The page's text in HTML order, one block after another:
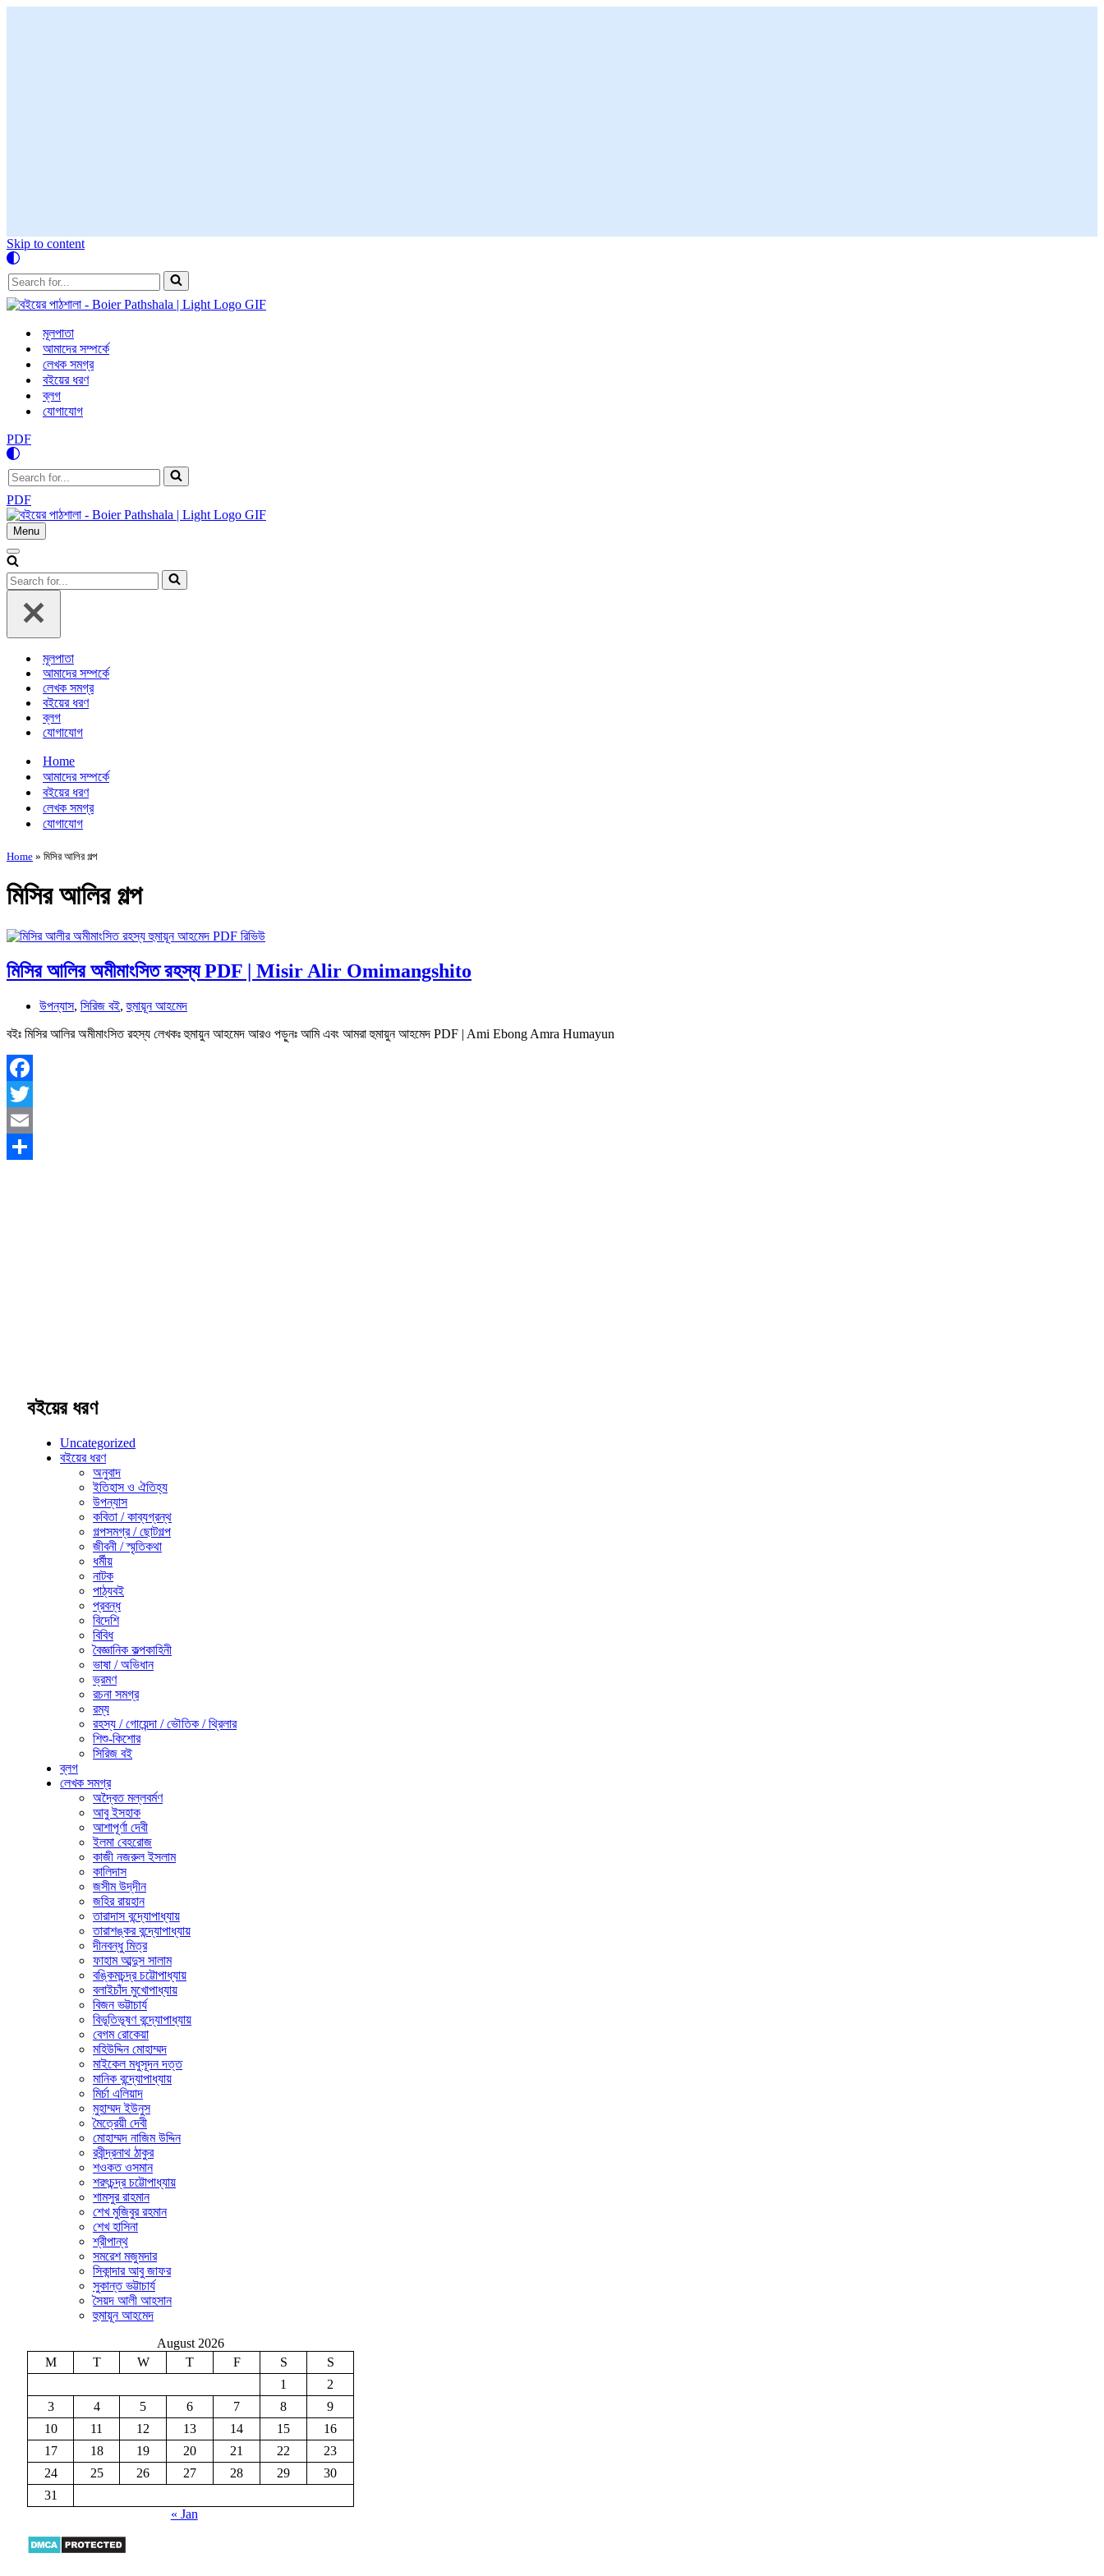
Skip to content
Search
for...
মূলপাতা
আমাদের সম্পর্কে
লেখক সমগ্র
বইয়ের ধরণ
ব্লগ
যোগাযোগ
PDF
Search
for...
PDF
Menu
Navigation
Navigation
Menu
Search
for...
মূলপাতা
আমাদের সম্পর্কে
লেখক সমগ্র
বইয়ের ধরণ
ব্লগ
যোগাযোগ
Home
আমাদের সম্পর্কে
বইয়ের ধরণ
লেখক সমগ্র
যোগাযোগ
Home » মিসির আলির গল্প
মিসির আলির গল্প
মিসির আলির অমীমাংসিত রহস্য PDF | Misir Alir Omimangshito
উপন্যাস, সিরিজ বই,হুমায়ূন আহমেদ
বইঃ মিসির আলির অমীমাংসিত রহস্য লেখকঃ হুমায়ুন আহমেদ আরও পড়ুনঃ আমি এবং আমরা হুমায়ুন আহমেদ PDF | Ami Ebong Amra Humayun
Facebook
Twitter
Email
বইয়ের ধরণ
Uncategorized
বইয়ের ধরণ
অনুবাদ
ইতিহাস ও ঐতিহ্য
উপন্যাস
কবিতা / কাব্যগ্রন্থ
গল্পসমগ্র / ছোটগল্প
জীবনী / স্মৃতিকথা
ধর্মীয়
নাটক
পাঠ্যবই
প্রবন্ধ
বিদেশি
বিবিধ
বৈজ্ঞানিক কল্পকাহিনী
ভাষা / অভিধান
ভ্রমণ
রচনা সমগ্র
রম্য
রহস্য / গোয়েন্দা / ভৌতিক / থ্রিলার
শিশু-কিশোর
সিরিজ বই
ব্লগ
লেখক সমগ্র
অদ্বৈত মল্লবর্মণ
আবু ইসহাক
আশাপূর্ণা দেবী
ইলমা বেহরোজ
কাজী নজরুল ইসলাম
কালিদাস
জসীম উদ্‌দীন
জহির রায়হান
তারাদাস বন্দ্যোপাধ্যায়
তারাশঙ্কর বন্দ্যোপাধ্যায়
দীনবন্ধু মিত্র
ফাহাম আব্দুস সালাম
বঙ্কিমচন্দ্র চট্টোপাধ্যায়
বলাইচাঁদ মুখোপাধ্যায়
বিজন ভট্টাচার্য
বিভূতিভূষণ বন্দ্যোপাধ্যায়
বেগম রোকেয়া
মহিউদ্দিন মোহাম্মদ
মাইকেল মধুসূদন দত্ত
মানিক বন্দ্যোপাধ্যায়
মির্চা এলিয়াদ
মুহাম্মদ ইউনুস
মৈত্রেয়ী দেবী
মোহাম্মদ নাজিম উদ্দিন
রবীন্দ্রনাথ ঠাকুর
শওকত ওসমান
শরৎচন্দ্র চট্টোপাধ্যায়
শামসুর রাহমান
শেখ মুজিবুর রহমান
শেখ হাসিনা
শ্রীপান্থ
সমরেশ মজুমদার
সিকান্দার আবু জাফর
সুকান্ত ভট্টাচার্য
সৈয়দ আলী আহসান
হুমায়ূন আহমেদ
August 2026
M
T W T F S
S
1
2
3
4 5 6 7 8
9
10
11 12 13 14 15
16
17
18 19 20 21 22
23
24
25 26 27 28 29
30
31
« Jan